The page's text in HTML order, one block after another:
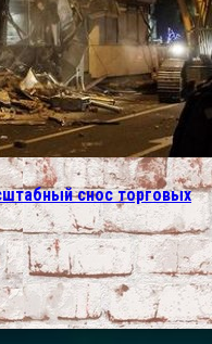
снос торговых